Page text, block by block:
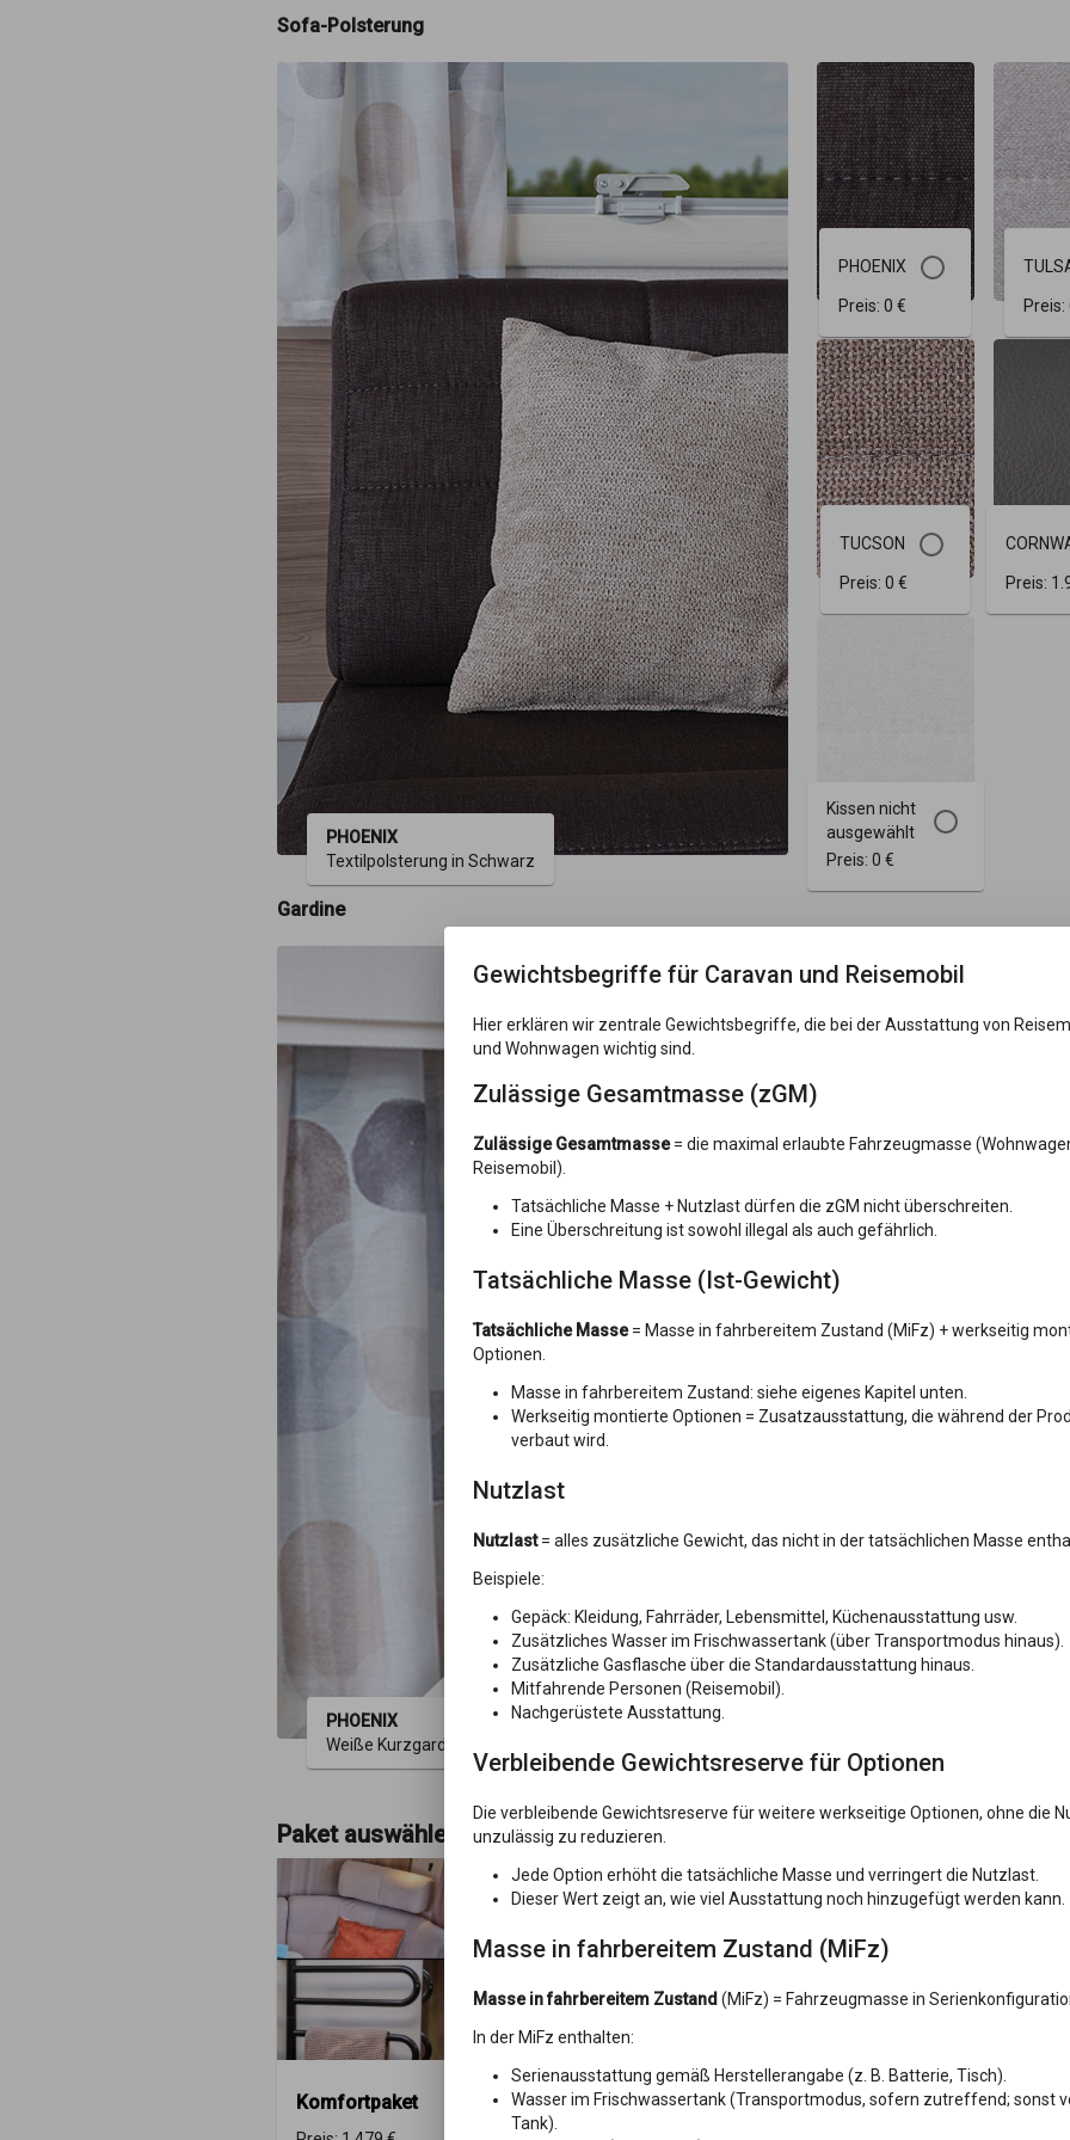
Sofa-Polsterung
PHOENIX
Textilpolsterung in Schwarz
PHOENIX
Preis: 0 € Preis:
TUCSON
Preis: 0 € Preis:
Kissen nicht
ausgewählt
Preis: 0 €
Gardine
PHOENIX
Weiße Kurzgardine mit gemusterter heller Gardine.
PHOENIX
TUCSON
Vorhang
Paket auswählen
Komfortpaket
Gewichtsbegriffe für Caravan und Reisemobil
Hier erklären wir zentrale Gewichtsbegriffe, die bei der Ausstattung von
und Wohnwagen wichtig sind.
Zulässige Gesamtmasse (zGM)
Zulässige Gesamtmasse= die maximal erlaubte Fahrzeugmasse
Reisemobil).
Tatsächliche Masse + Nutzlast dürfen die zGM nicht überschreiten.
Eine Überschreitung ist sowohl illegal als auch gefährlich.
Tatsächliche Masse (Ist-Gewicht)
Tatsächliche Masse= Masse in fahrbereitem Zustand (MiFz) + werkseitig
Optionen.
Masse in fahrbereitem Zustand: siehe eigenes Kapitel unten.
Werkseitig montierte Optionen = Zusatzausstattung, die während der
verbaut wird.
Nutzlast
Nutzlast= alles zusätzliche Gewicht, das nicht in der tatsächlichen Masse
Beispiele:
Gepäck: Kleidung, Fahrräder, Lebensmittel, Küchenausstattung usw.
Zusätzliches Wasser im Frischwassertank (über Transportmodus hinaus).
Zusätzliche Gasflasche über die Standardausstattung hinaus.
Mitfahrende Personen (Reisemobil).
Nachgerüstete Ausstattung.
Verbleibende Gewichtsreserve für Optionen
Die verbleibende Gewichtsreserve für weitere werkseitige Optionen, ohne die
unzulässig zu reduzieren.
Jede Option erhöht die tatsächliche Masse und verringert die Nutzlast.
Dieser Wert zeigt an, wie viel Ausstattung noch hinzugefügt werden kann.
Masse in fahrbereitem Zustand (MiFz)
Masse in fahrbereitem Zustand (MiFz) = Fahrzeugmasse in
In der MiFz enthalten:
Serienausstattung gemäß Herstellerangabe (z. B. Batterie, Tisch).
Wasser im Frischwassertank (Transportmodus, sofern zutreffend; sonst
Tank).